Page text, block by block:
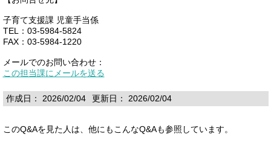
子育て支援課 児童手当係
TEL：03-5984-5824
FAX：03-5984-1220
メールでのお問い合わせ：
この担当課にメールを送る
作成日： 2026/02/04 更新日： 2026/02/04
このQ&Aを見た人は、他にもこんなQ&Aも参照しています。